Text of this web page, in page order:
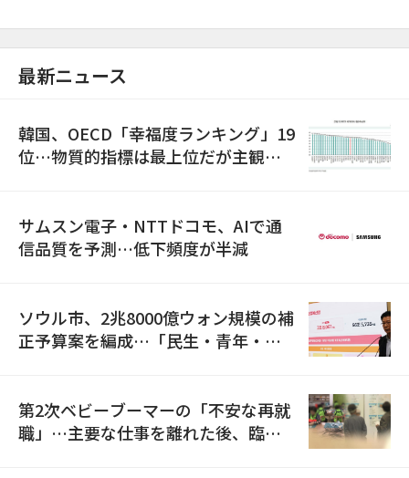
最新ニュース
韓国、OECD「幸福度ランキング」19
位…物質的指標は最上位だが主観的
サムスン電子・NTTドコモ、AIで通
信品質を予測…低下頻度が半減
ソウル市、2兆8000億ウォン規模の補
正予算案を編成…「民生・青年・安
第2次ベビーブーマーの「不安な再就
職」…主要な仕事を離れた後、臨時